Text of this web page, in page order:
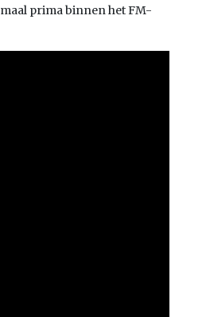
prima binnen het FM-